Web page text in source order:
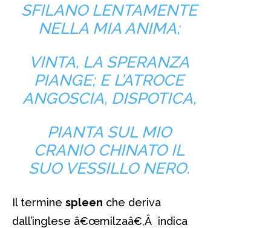
SFILANO LENTAMENTE
NELLA MIA ANIMA;
VINTA, LA SPERANZA
PIANGE; E L’ATROCE
ANGOSCIA, DISPOTICA,
PIANTA SUL MIO
CRANIO CHINATO IL
SUO VESSILLO NERO.
Il termine spleen che deriva
dall’inglese â€œmilzaâ€,Â indica